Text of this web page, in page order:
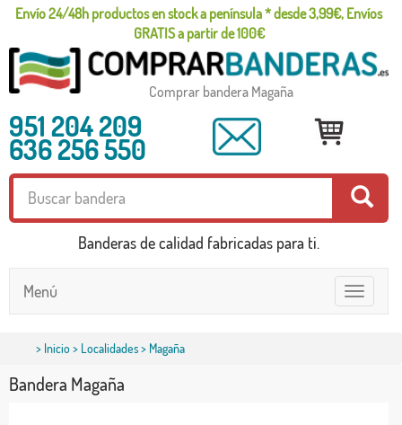
Envío 24/48h productos en stock a península * desde 3,99€, Envíos
GRATIS a partir de 100€
Comprar bandera Magaña
951 204 209
636 256 550
Banderas de calidad fabricadas para ti.
Toggle
navigation
Menú
> Inicio> Localidades> Magaña
Bandera Magaña